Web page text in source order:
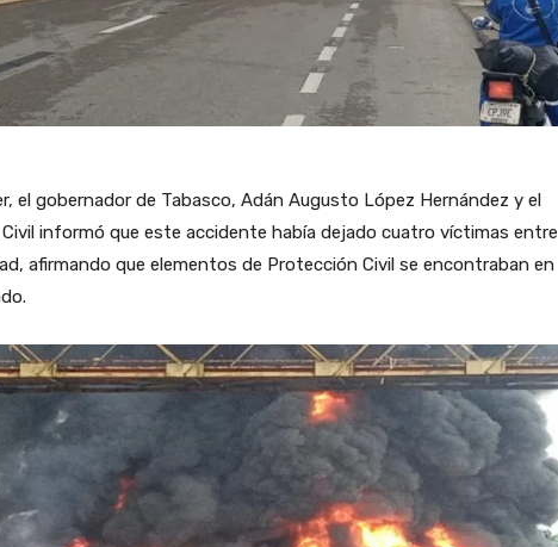
el gobernador de Tabasco, Adán Augusto López Hernández y el
informó que este accidente había dejado cuatro víctimas entre
afirmando que elementos de Protección Civil se encontraban en